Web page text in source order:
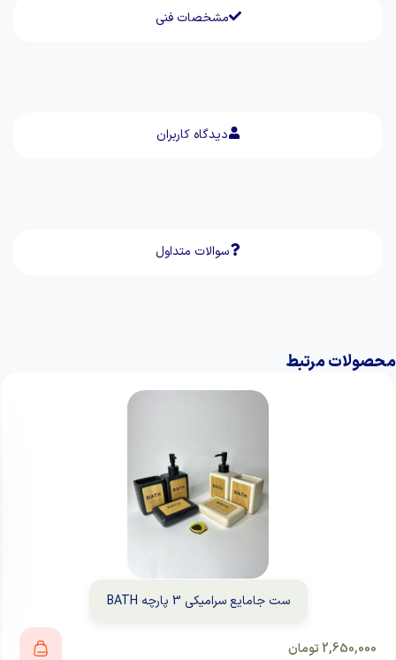
مشخصات فنی
دیدگاه کاربران
سوالات متداول
محصولات مرتبط
ست جامایع سرامیکی 3 پارچه BATH
2,650,000تومان